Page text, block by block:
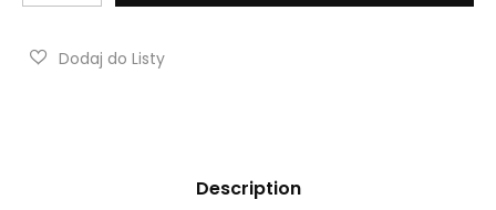
Description